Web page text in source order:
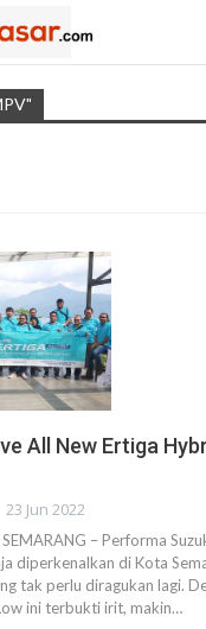
All New Ertiga
23 Jun 2022
– Performa
diperkenalkan di Kota
tak perlu diragukan lagi.
ini terbukti irit, makin…